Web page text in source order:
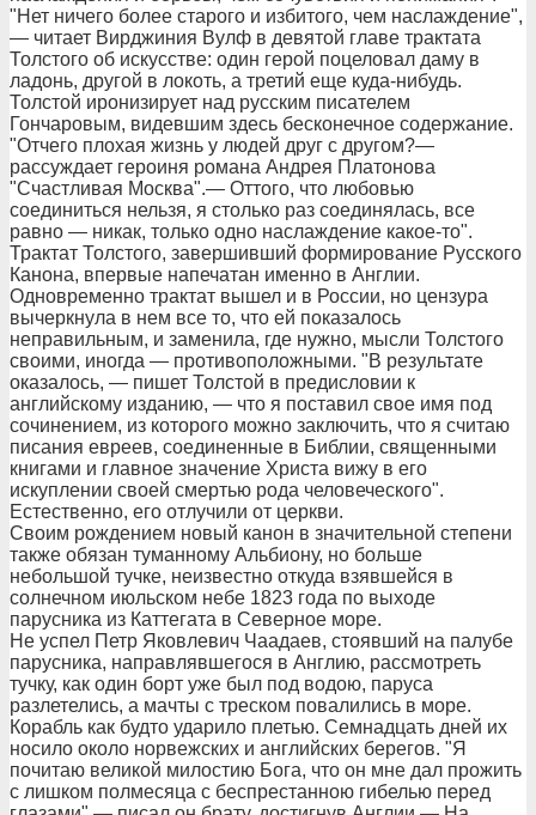
"Нет ничего более старого и избитого, чем наслаждение",
— читает Вирджиния Вулф в девятой главе трактата
Толстого об искусстве: один герой поцеловал даму в
ладонь, другой в локоть, а третий еще куда-нибудь.
Толстой иронизирует над русским писателем
Гончаровым, видевшим здесь бесконечное содержание.
"Отчего плохая жизнь у людей друг с другом?—
рассуждает героиня романа Андрея Платонова
"Счастливая Москва".— Оттого, что любовью
соединиться нельзя, я столько раз соединялась, все
равно — никак, только одно наслаждение какое-то".
Трактат Толстого, завершивший формирование Русского
Канона, впервые напечатан именно в Англии.
Одновременно трактат вышел и в России, но цензура
вычеркнула в нем все то, что ей показалось
неправильным, и заменила, где нужно, мысли Толстого
своими, иногда — противоположными. "В результате
оказалось, — пишет Толстой в предисловии к
английскому изданию, — что я поставил свое имя под
сочинением, из которого можно заключить, что я считаю
писания евреев, соединенные в Библии, священными
книгами и главное значение Христа вижу в его
искуплении своей смертью рода человеческого".
Естественно, его отлучили от церкви.
Своим рождением новый канон в значительной степени
также обязан туманному Альбиону, но больше
небольшой тучке, неизвестно откуда взявшейся в
солнечном июльском небе 1823 года по выходе
парусника из Каттегата в Северное море.
Не успел Петр Яковлевич Чаадаев, стоявший на палубе
парусника, направлявшегося в Англию, рассмотреть
тучку, как один борт уже был под водою, паруса
разлетелись, а мачты с треском повалились в море.
Корабль как будто ударило плетью. Семнадцать дней их
носило около норвежских и английских берегов. "Я
почитаю великой милостию Бога, что он мне дал прожить
с лишком полмесяца с беспрестанною гибелью перед